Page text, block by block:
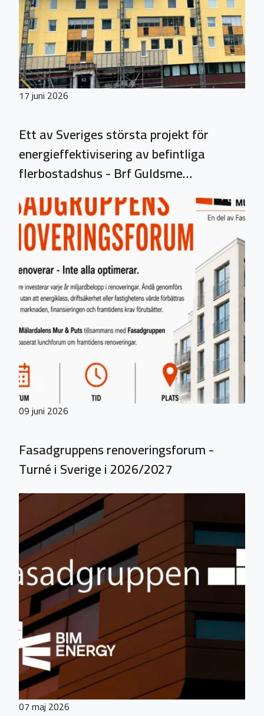
17 juni 2026
Ett av Sveriges största projekt för
energieffektivisering av befintliga
flerbostadshus - Brf Guldsme…
09 juni 2026
Fasadgruppens renoveringsforum -
Turné i Sverige i 2026/2027
07 maj 2026